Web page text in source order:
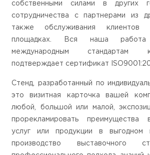
собственными силами в других
сотрудничества с партнерами из
также обслуживания клиентов
площадках. Вся наша работа
международным стандартам
подтверждает сертификат
Стенд, разработанный по
это визитная карточка вашей
любой, большой или малой,
прорекламировать преимущества
услуг или продукции в выгодном
производство выставочного